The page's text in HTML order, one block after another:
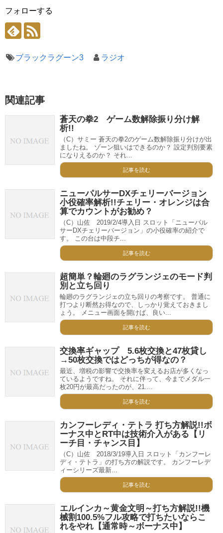
フォローする
ブラックラグーン3 ラジオ
関連記事
蒼天の拳2 ゲーム数解除振り分け解
析!!
（C）サミー 蒼天の拳2のゲーム数解除振り分けが出
ましたね。 ゾーン狙いはできるのか？ 設定判別要素
になりえるのか？ それ...
記事を読む
ニューパルサーDXチェリーバージョン
小役確率解析!!チェリー・オレンジは合
算でカウントがお勧め？
（C）山佐 2019/2/4導入日 スロット「ニューパル
サーDXチェリーバージョン」の小役確率の紹介で
す。 この台は中段チ...
記事を読む
超簡単？輪廻のラグランジェのモード判
別と立ち回り
輪廻のラグランジェの立ち回りの考察です。 普通に
打つより断然お得なので、しっかり覚えておきまし
ょう。 メニュー画面を開けば、良い...
記事を読む
交換率ギャップ 5.6枚交換と47枚貸し
→50枚交換ではどっちが得なの？
最近、増税の影響で交換率を変えるお店が多くなっ
ているようですね。 それに伴って、今までメダル一
枚20円が最高だったのが、21....
記事を読む
カンフーレディ・テトラ 打ち方解説!!ボ
ーナス中とRT中は技術介入がある【リ
ーチ目・チャンス目】
（C）山佐 2018/3/19導入日 スロット「カンフーレ
ディ・テトラ」の打ち方の解説です。 カンフーレデ
ィーシリーズ最新...
記事を読む
エルインカ～黄金文明～打ち方解説!!機
械割100.5%フル攻略で打ちたいならこ
れをやれ【通常時～ボーナス中】